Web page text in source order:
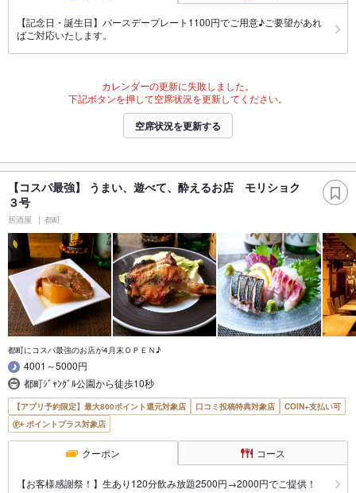
【記念日・誕生日】バースデープレート1100円でご用意♪ご要望があれ
ばご対応いたします。
カレンダーの更新に失敗しました。
下記ボタンを押して空席状況を更新してください。
空席状況を更新する
【コスパ最強】 うまい、遊べて、酔えるお店 モリショク
３号
居酒屋 都町
都町にコスパ最強のお店が4月末ＯＰＥＮ♪
4001～5000円
都町ｼﾞｬﾝｸﾞﾙ公園から徒歩10秒
【アプリ予約限定】最大800ポイント還元対象店 口コミ投稿特典対象店
COIN+支払い可
ポイントプラス対象店
クーポン コース
【お客様感謝祭！】生あり120分飲み放題2500円→2000円でご提供！